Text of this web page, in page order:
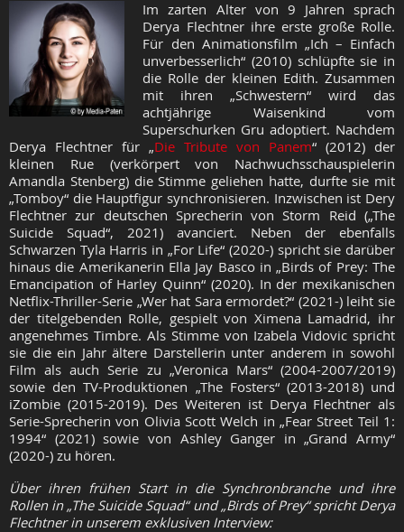
Im zarten Alter von 9 Jahren sprach
Derya Flechtner ihre erste große Rolle.
Für den Animationsfilm „Ich – Einfach
unverbesserlich“ (2010) schlüpfte sie in
die Rolle der kleinen Edith. Zusammen
mit ihren „Schwestern“ wird das
achtjährige Waisenkind vom
Superschurken Gru adoptiert. Nachdem
Derya Flechtner für „Die Tribute von Panem“ (2012) der
kleinen Rue (verkörpert von Nachwuchsschauspielerin
Amandla Stenberg) die Stimme geliehen hatte, durfte sie mit
„Tomboy“ die Hauptfigur synchronisieren. Inzwischen ist Dery
Flechtner zur deutschen Sprecherin von Storm Reid („The
Suicide Squad“, 2021) avanciert. Neben der ebenfalls
Schwarzen Tyla Harris in „For Life“ (2020-) spricht sie darüber
hinaus die Amerikanerin Ella Jay Basco in „Birds of Prey: The
Emancipation of Harley Quinn“ (2020). In der mexikanischen
Netflix-Thriller-Serie „Wer hat Sara ermordet?“ (2021-) leiht sie
der titelgebenden Rolle, gespielt von Ximena Lamadrid, ihr
angenehmes Timbre. Als Stimme von Izabela Vidovic spricht
sie die ein Jahr ältere Darstellerin unter anderem in sowohl
Film als auch Serie zu „Veronica Mars“ (2004-2007/2019)
sowie den TV-Produktionen „The Fosters“ (2013-2018) und
iZombie (2015-2019). Des Weiteren ist Derya Flechtner als
Serie-Sprecherin von Olivia Scott Welch in „Fear Street Teil 1:
1994“ (2021) sowie von Ashley Ganger in „Grand Army“
(2020-) zu hören.
Über ihren frühen Start in die Synchronbranche und ihre
Rollen in „The Suicide Squad“ und „Birds of Prey“ spricht Derya
Flechtner in unserem exklusiven Interview: